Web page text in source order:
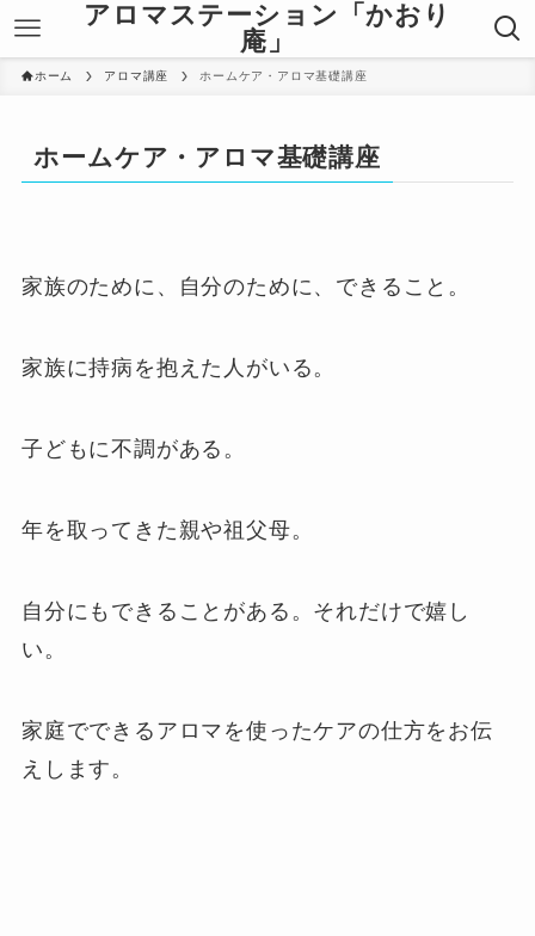
アロマステーション「かおり
庵」
ホーム アロマ講座 ホームケア・アロマ基礎講座
ホームケア・アロマ基礎講座
家族のために、自分のために、できること。
家族に持病を抱えた人がいる。
子どもに不調がある。
年を取ってきた親や祖父母。
自分にもできることがある。それだけで嬉し
い。
家庭でできるアロマを使ったケアの仕方をお伝
えします。